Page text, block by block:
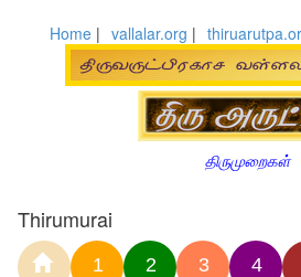
Home | vallalar.org |
திருமுறைகள்
Thirumurai
1 2 3 4